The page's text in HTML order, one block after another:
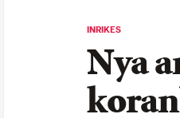
INRIKES
Nya